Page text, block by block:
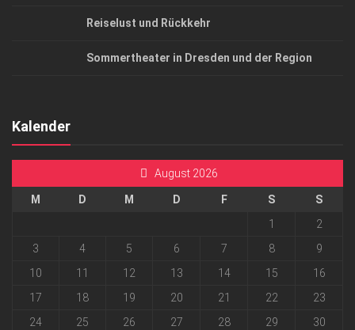
Reiselust und Rückkehr
Sommertheater in Dresden und der Region
Kalender
August 2026
M D M D F S
S
1
2
3
4 5 6 7 8
9
10
11 12 13 14 15
16
17
18 19 20 21 22
23
24
25 26 27 28 29
30